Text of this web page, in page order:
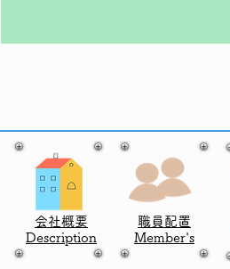
会社概要
Description
職員配置
​Member's